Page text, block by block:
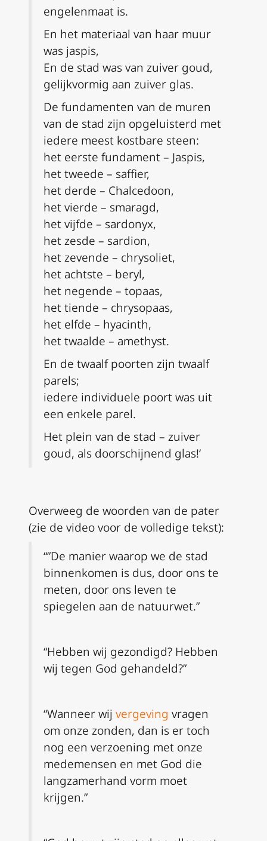
engelenmaat is.
En het materiaal van haar muur
was jaspis,
En de stad was van zuiver goud,
gelijkvormig aan zuiver glas.
De fundamenten van de muren
van de stad zijn opgeluisterd met
iedere meest kostbare steen:
het eerste fundament – Jaspis,
het tweede – saffier,
het derde – Chalcedoon,
het vierde – smaragd,
het vijfde – sardonyx,
het zesde – sardion,
het zevende – chrysoliet,
het achtste – beryl,
het negende – topaas,
het tiende – chrysopaas,
het elfde – hyacinth,
het twaalde – amethyst.
En de twaalf poorten zijn twaalf
parels;
iedere individuele poort was uit
een enkele parel.
Het plein van de stad – zuiver
goud, als doorschijnend glas!‘
Overweeg de woorden van de pater
(zie de video voor de volledige tekst):
“”De manier waarop we de stad
binnenkomen is dus, door ons te
meten, door ons leven te
spiegelen aan de natuurwet.”
“Hebben wij gezondigd? Hebben
wij tegen God gehandeld?”
“Wanneer wij vergeving vragen
om onze zonden, dan is er toch
nog een verzoening met onze
medemensen en met God die
langzamerhand vorm moet
krijgen.”